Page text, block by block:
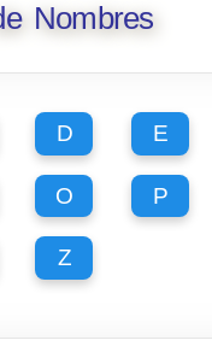
Nombres
D E
O P
Z